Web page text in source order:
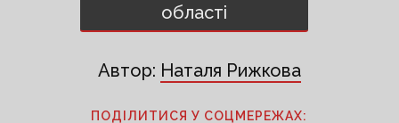
області
Автор: Наталя Рижкова
ПОДІЛИТИСЯ У СОЦМЕРЕЖАХ: